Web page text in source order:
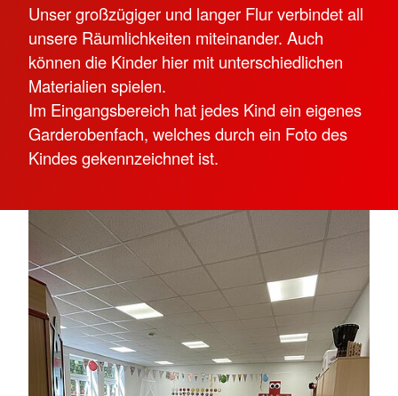
Unser großzügiger und langer Flur verbindet all
unsere Räumlichkeiten miteinander. Auch
können die Kinder hier mit unterschiedlichen
Materialien spielen.
Im Eingangsbereich hat jedes Kind ein eigenes
Garderobenfach, welches durch ein Foto des
Kindes gekennzeichnet ist.